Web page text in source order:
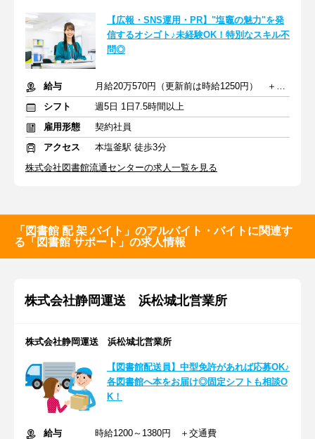
【広報・SNS運用・PR】"塩竈の魅力"を発
信するオシゴト♪未経験OK！特別なスキル不
問◎
給与
月給20万570円（更新前は時給1250円） ＋交通費
シフト
週5日 1日7.5時間以上
雇用形態
契約社員
アクセス
本塩釜駅 徒歩3分
株式会社図書館流通センターの求人一覧を見る
「図書館 配 架 バイト」のアルバイト・バイトに関連す
る「図書館 サポート」の求人情報
株式会社静岡運送 浜松城北営業所
株式会社静岡運送 浜松城北営業所
【図書館配送員】中型免許があれば応募OK♪
各図書館へ本をお届け◎固定シフトも相談O
K！
給与
時給1200～1380円 ＋交通費